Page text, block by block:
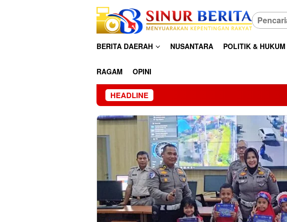
BERITA DAERAH NUSANTARA POLITIK & HUKUM
RAGAM OPINI
HEADLINE Polres